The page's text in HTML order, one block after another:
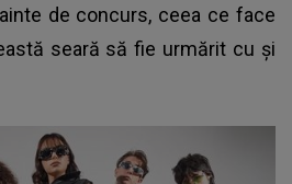
de concurs, ceea ce face
seară să fie urmărit cu și